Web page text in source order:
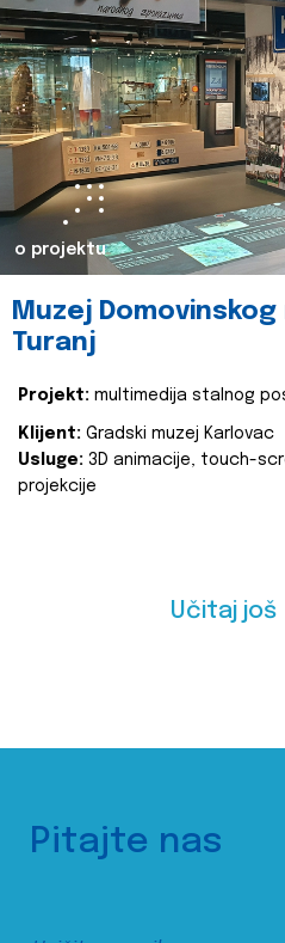
o projektu
Muzej
Turanj
Projekt: multimedija stalnog
Klijent: Gradski muzej Karlovac
Usluge: 3D animacije, touch-
projekcije
Učitaj još
Pitajte nas